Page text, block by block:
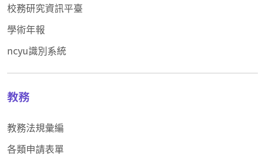
校務研究資訊平臺
學術年報
ncyu識別系統
教務
教務法規彙編
各類申請表單